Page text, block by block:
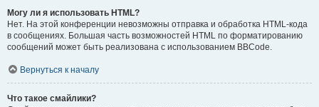
Могу ли я использовать HTML?
Нет. На этой конференции невозможны отправка и обработка HTML-кода
в сообщениях. Большая часть возможностей HTML по форматированию
сообщений может быть реализована с использованием BBCode.
Вернуться к началу
Что такое смайлики?